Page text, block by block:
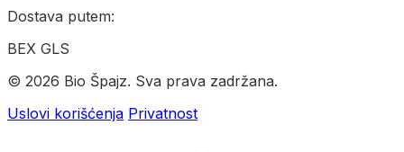
Dostava putem:
BEX GLS
© 2026 Bio Špajz. Sva prava zadržana.
Uslovi korišćenja Privatnost